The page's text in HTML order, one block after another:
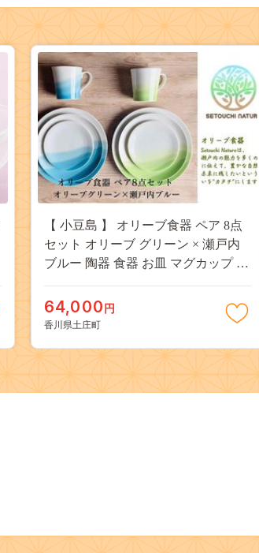
【 小豆島 】 オリーブ食器 ペア 8点
セット オリーブ グリーン × 瀬戸内
ブルー 陶器 食器 お皿 マグカップ キ
しゃれ 香川 香川県 土庄 土庄町
64,000 円
香川県土庄町